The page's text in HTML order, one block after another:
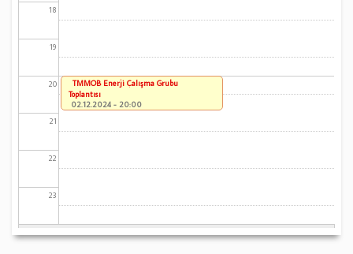
18
19
20
21
22
23
TMMOB Enerji Çalışma Grubu
Toplantısı
02.12.2024 - 20:00